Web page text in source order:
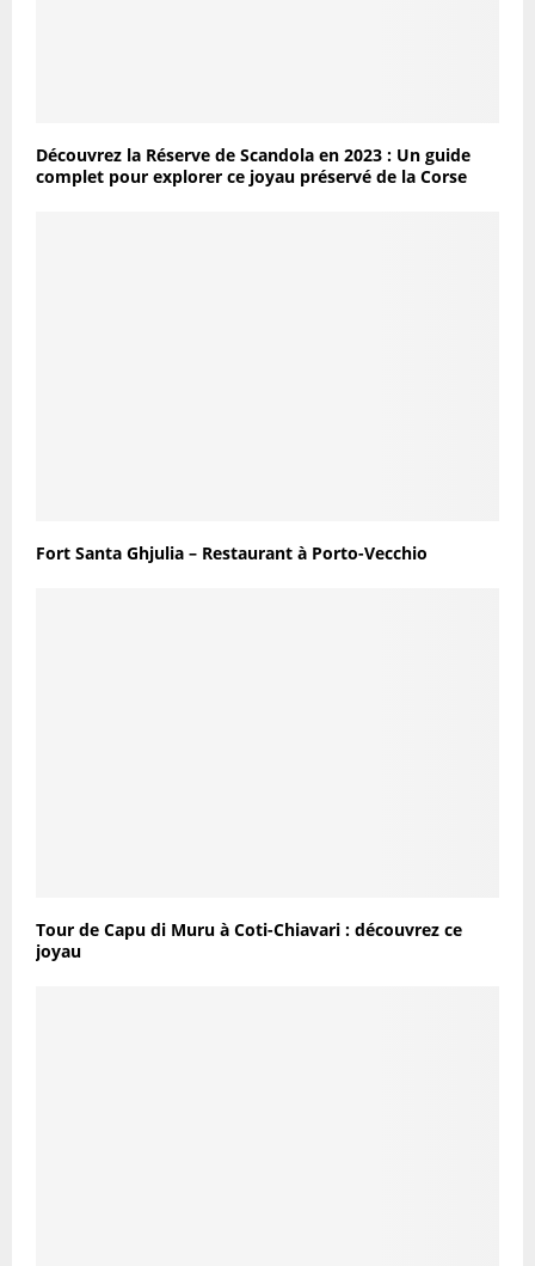
Découvrez la Réserve de Scandola en 2023 : Un guide
complet pour explorer ce joyau préservé de la Corse
Fort Santa Ghjulia – Restaurant à Porto-Vecchio
Tour de Capu di Muru à Coti-Chiavari : découvrez ce
joyau